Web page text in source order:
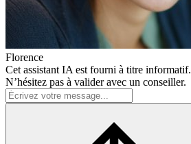
Florence
Cet assistant IA est fourni à titre informatif.
N’hésitez pas à valider avec un conseiller.